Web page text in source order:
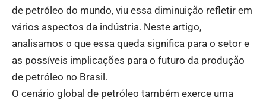
de petróleo do mundo, viu essa diminuição refletir em
vários aspectos da indústria. Neste artigo,
analisamos o que essa queda significa para o setor e
as possíveis implicações para o futuro da produção
de petróleo no Brasil.
O cenário global de petróleo também exerce uma